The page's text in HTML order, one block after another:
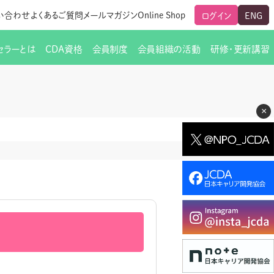
×
合わせよくあるご質問 メールマガジンOnline Shop ログイン ENG
挨拶
人生すごろく金の糸
ラーとは CDA資格 会員制度
ト
法人会員企業
会員組織の活動
研究会・啓発交流会の活動報告
研修・更新講習
ない方
必要書類ダウンロード（ピアトレ）